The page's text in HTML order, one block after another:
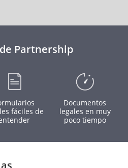
Partnership
fáciles de
Documentos
legales en muy
poco tiempo